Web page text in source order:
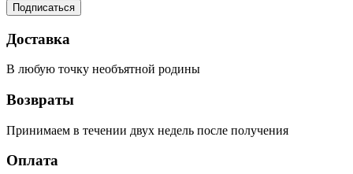
Подписаться
Доставка
В любую точку необъятной родины
Возвраты
Принимаем в течении двух недель после получения
Оплата